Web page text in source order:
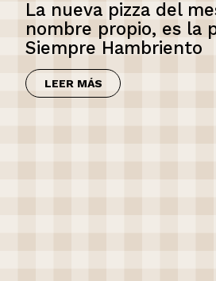
La nueva pizza del
nombre propio, es la
Siempre Hambriento
LEER MÁS